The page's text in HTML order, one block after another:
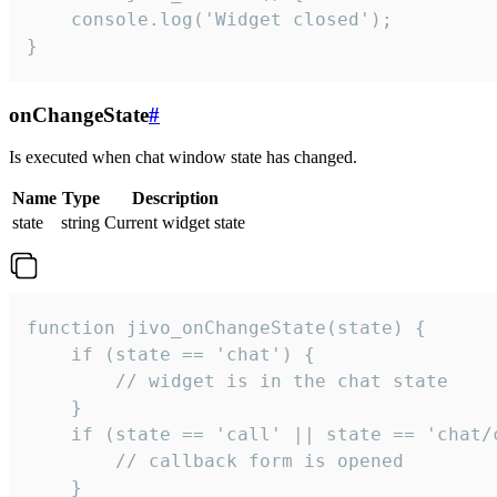
    console.log('Widget closed');
}
onChangeState#
Is executed when chat window state has changed.
Name Type
Description
state
string Current widget state
function jivo_onChangeState(state) {
    if (state == 'chat') {
        // widget is in the chat state
    }
if (state == 'call' || state == 'chat/
        // callback form is opened
    }